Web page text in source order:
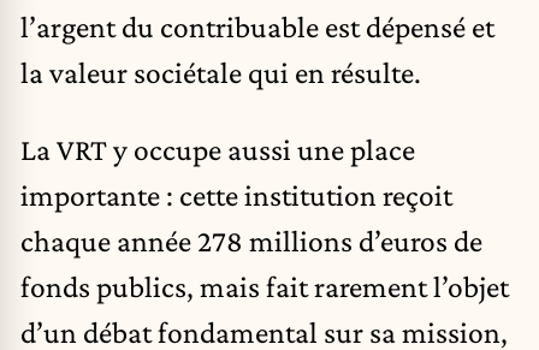
l’argent du contribuable est dépensé et
la valeur sociétale qui en résulte.
La VRT y occupe aussi une place
importante : cette institution reçoit
chaque année 278 millions d’euros de
fonds publics, mais fait rarement l’objet
d’un débat fondamental sur sa mission,